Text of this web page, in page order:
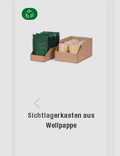
Sichtlagerkasten aus
Wellpappe